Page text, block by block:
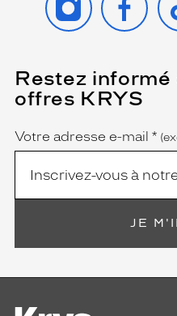
Restez
offres KRYS
Name
Votre adresse e-mail *
(Ce
champ
est
obligatoire)
JE